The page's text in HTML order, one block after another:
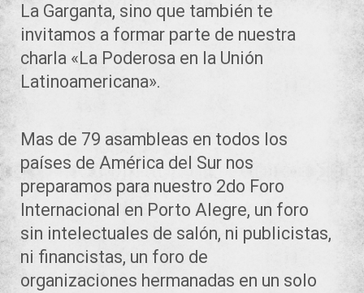
La Garganta, sino que también te
invitamos a formar parte de nuestra
charla «La Poderosa en la Unión
Latinoamericana».
Mas de 79 asambleas en todos los
países de América del Sur nos
preparamos para nuestro 2do Foro
Internacional en Porto Alegre, un foro
sin intelectuales de salón, ni publicistas,
ni financistas, un foro de
organizaciones hermanadas en un solo